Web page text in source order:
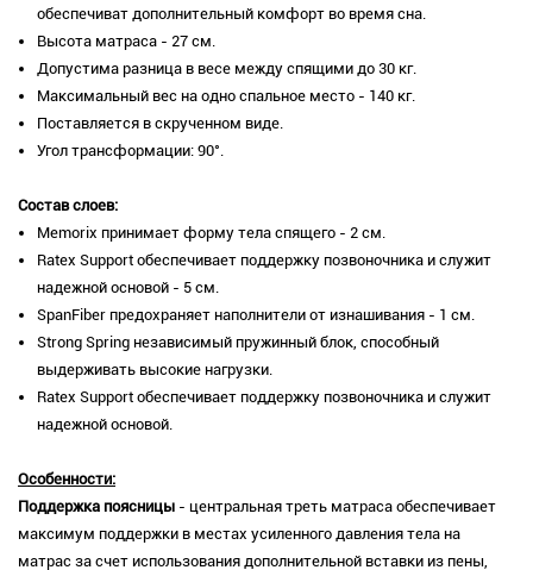
обеспечиват дополнительный комфорт во время сна.
Высота матраса - 27 см.
Допустима разница в весе между спящими до 30 кг.
Максимальный вес на одно спальное место - 140 кг.
Поставляется в скрученном виде.
Угол трансформации: 90°.
Состав слоев:
Memorix принимает форму тела спящего - 2 см.
Ratex Support обеспечивает поддержку позвоночника и служит
надежной основой - 5 см.
SpanFiber предохраняет наполнители от изнашивания - 1 см.
Strong Spring независимый пружинный блок, способный
выдерживать высокие нагрузки.
Ratex Support обеспечивает поддержку позвоночника и служит
надежной основой.
Особенности:
Поддержка поясницы - центральная треть матраса обеспечивает
максимум поддержки в местах усиленного давления тела на
матрас за счет использования дополнительной вставки из пены,